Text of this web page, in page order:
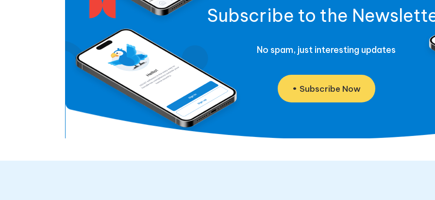
prendre des décisions financières plus
avisées tout au long de l’année
Subscribe to the
No spam, just interesting updates
Subscribe Now